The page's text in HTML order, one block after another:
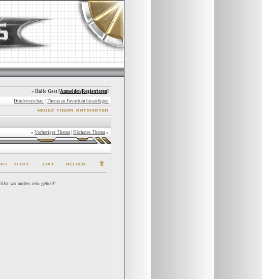
» Hallo Gast [Anmelden Registrieren]
Druckvorschau Thema zu Favoriten hinzufügen
« Vorheriges Thema Nächstes Thema »
wo anders rein gehen!!